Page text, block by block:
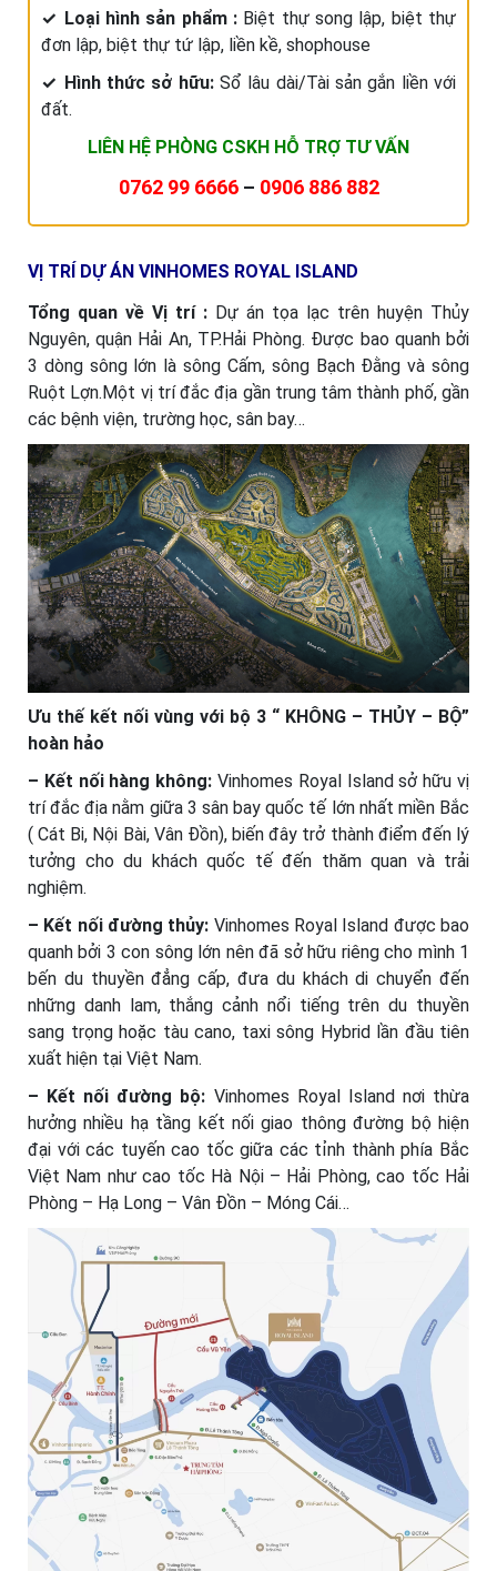
✓ Loại hình sản phẩm : Biệt thự song lập, biệt thự
đơn lập, biệt thự tứ lập, liền kề, shophouse
✓ Hình thức sở hữu:Sổ lâu dài/Tài sản gắn liền với
đất.
LIÊN HỆ PHÒNG CSKH HỖ TRỢ TƯ VẤN
0762 99 6666– 0906 886 882
VỊ TRÍ DỰ ÁN VINHOMES ROYAL ISLAND
Tổng quan về Vị trí : Dự án tọa lạc trên huyện Thủy
Nguyên, quận Hải An, TP.Hải Phòng. Được bao quanh bởi
3 dòng sông lớn là sông Cấm, sông Bạch Đằng và sông
Ruột Lợn. Một vị trí đắc địa gần trung tâm thành phố, gần
các bệnh viện, trường học, sân bay…
Ưu thế kết nối vùng với bộ 3 “ KHÔNG – THỦY – BỘ”
hoàn hảo
– Kết nối hàng không: Vinhomes Royal Island sở hữu vị
trí đắc địa nằm giữa 3 sân bay quốc tế lớn nhất miền Bắc
( Cát Bi, Nội Bài, Vân Đồn), biến đây trở thành điểm đến lý
tưởng cho du khách quốc tế đến thăm quan và trải
nghiệm.
– Kết nối đường thủy: Vinhomes Royal Island được bao
quanh bởi 3 con sông lớn nên đã sở hữu riêng cho mình 1
bến du thuyền đẳng cấp, đưa du khách di chuyển đến
những danh lam, thắng cảnh nổi tiếng trên du thuyền
sang trọng hoặc tàu cano, taxi sông Hybrid lần đầu tiên
xuất hiện tại Việt Nam.
– Kết nối đường bộ: Vinhomes Royal Island nơi thừa
hưởng nhiều hạ tầng kết nối giao thông đường bộ hiện
đại với các tuyến cao tốc giữa các tỉnh thành phía Bắc
Việt Nam như cao tốc Hà Nội – Hải Phòng, cao tốc Hải
Phòng – Hạ Long – Vân Đồn – Móng Cái…